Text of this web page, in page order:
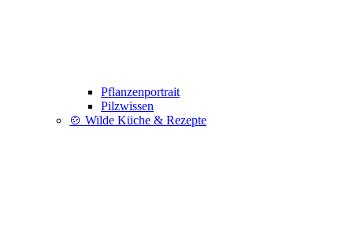
Pflanzenportrait
Pilzwissen
🍲 Wilde Küche & Rezepte